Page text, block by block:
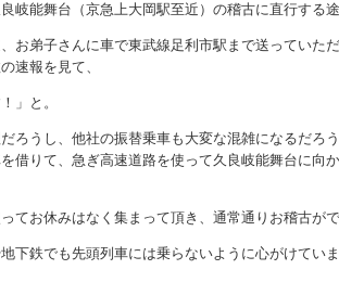
岐能舞台（京急上大岡駅至近）の稽古に直行する途
お弟子さんに車で東武線足利市駅まで送っていた
速報を見て、
」と。
ろうし、他社の振替乗車も大変な混雑になるだろ
借りて、急ぎ高速道路を使って久良岐能舞台に向
てお休みはなく集まって頂き、通常通りお稽古がで
下鉄でも先頭列車には乗らないように心がけてい